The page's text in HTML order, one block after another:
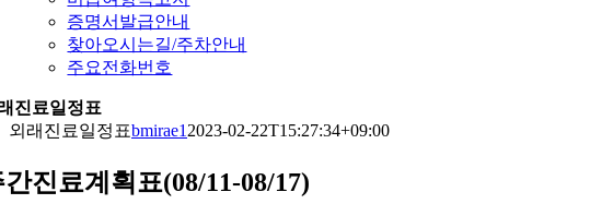
증명서발급안내
찾아오시는길/주차안내
주요전화번호
진료일정표
외래진료일정표bmirae12023-02-22T15:27:34+09:00
진료계획표(08/11-08/17)